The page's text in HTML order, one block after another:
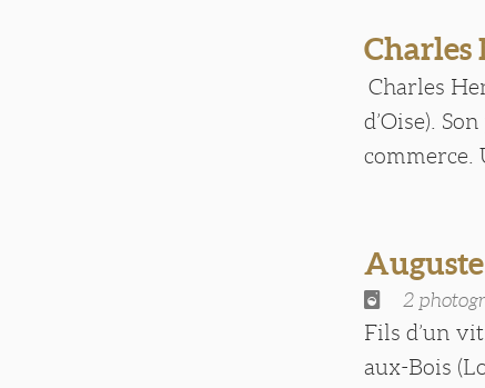
Charles
Charles
d’Oise).
commerce.
2
Fils d’un
aux-Bois